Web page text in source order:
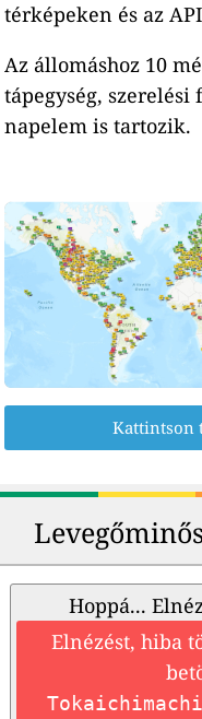
térképeken és az
Az állomáshoz 10
tápegység, szerelési
napelem is tartozik.
Kattintson
Hoppá...
Elnézést, hiba